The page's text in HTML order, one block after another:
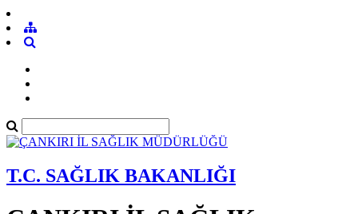
T.C. SAĞLIK BAKANLIĞI